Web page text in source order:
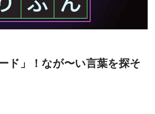
ド」！なが〜い言葉を探そ